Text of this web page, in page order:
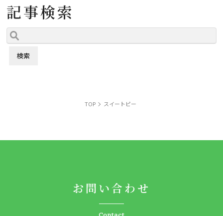
記事検索
TOP スイートピー
お問い合わせ